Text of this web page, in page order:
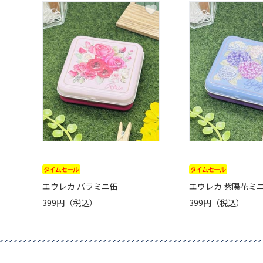
エウレカ バラミニ缶
399円（税込）
エウレカ 紫陽花ミ
399円（税込）